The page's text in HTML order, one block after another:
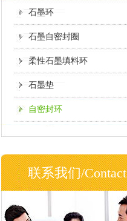
石墨环
石墨自密封圈
柔性石墨填料环
石墨垫
自密封环
联系我们/Contact